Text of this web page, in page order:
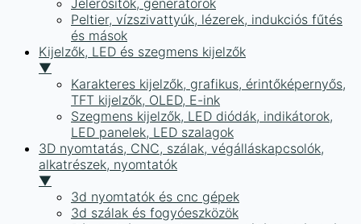
Jelerősítők, generátorok
Peltier, vízszivattyúk, lézerek, indukciós fűtés
és mások
Kijelzők, LED és szegmens kijelzők
▼
Karakteres kijelzők, grafikus, érintőképernyős,
TFT kijelzők, OLED, E-ink
Szegmens kijelzők, LED diódák, indikátorok,
LED panelek, LED szalagok
3D nyomtatás, CNC, szálak, végálláskapcsolók,
alkatrészek, nyomtatók
▼
3d nyomtatók és cnc gépek
3d szálak és fogyóeszközök